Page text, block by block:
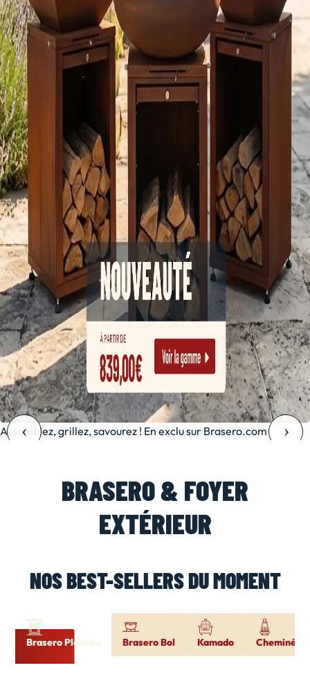
Assemblez, grillez, savourez ! En exclu sur Brasero.com
BRASERO & FOYER
EXTÉRIEUR
NOS BEST-SELLERS DU MOMENT
Brasero Plancha Brasero Bol Kamado Cheminée